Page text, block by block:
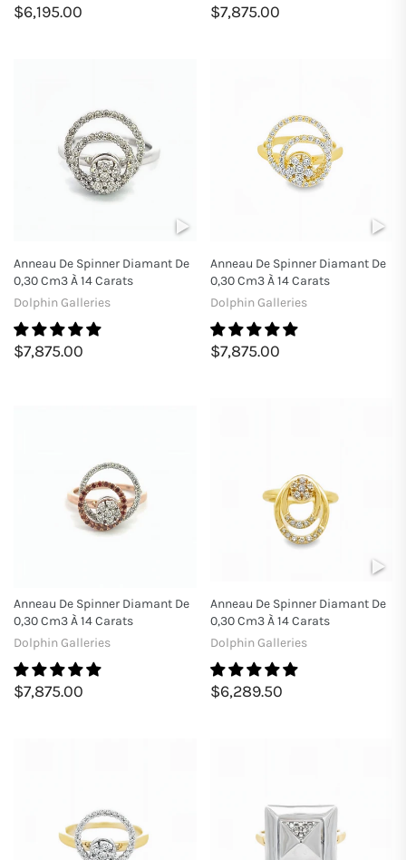
$6,195.00 $7,875.00
Anneau De Spinner Diamant De
0,30 Cm3 À 14 Carats
Dolphin Galleries
$7,875.00
Anneau De Spinner Diamant De
0,30 Cm3 À 14 Carats
Dolphin Galleries
$7,875.00
Anneau De Spinner Diamant De
0,30 Cm3 À 14 Carats
Dolphin Galleries
$7,875.00
Anneau De Spinner Diamant De
0,30 Cm3 À 14 Carats
Dolphin Galleries
$6,289.50